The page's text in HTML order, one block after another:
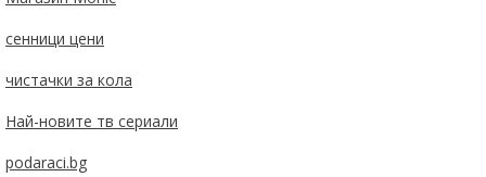
сенници цени
чистачки за кола
Най-новите тв сериали
podaraci.bg